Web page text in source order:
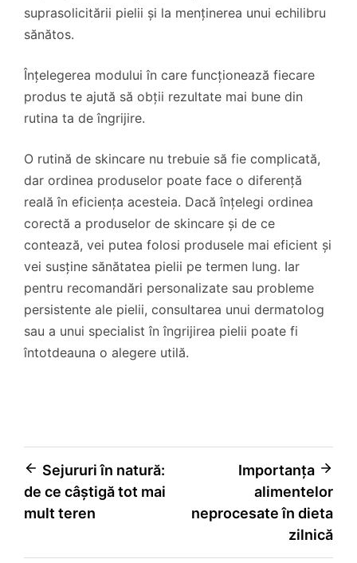
suprasolicitării pielii și la menținerea unui echilibru
sănătos.
Înțelegerea modului în care funcționează fiecare
produs te ajută să obții rezultate mai bune din
rutina ta de îngrijire.
O rutină de skincare nu trebuie să fie complicată,
dar ordinea produselor poate face o diferență
reală în eficiența acesteia. Dacă înțelegi ordinea
corectă a produselor de skincare și de ce
contează, vei putea folosi produsele mai eficient și
vei susține sănătatea pielii pe termen lung. Iar
pentru recomandări personalizate sau probleme
persistente ale pielii, consultarea unui dermatolog
sau a unui specialist în îngrijirea pielii poate fi
întotdeauna o alegere utilă.
Navigare
în
Sejururi în natură:
de ce câștigă tot mai
mult teren
Importanța
alimentelor
neprocesate în dieta
zilnică